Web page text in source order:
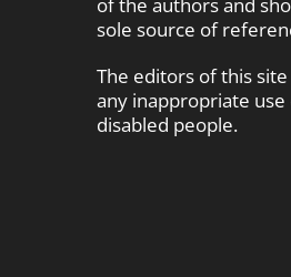
of the authors and
sole source of
The editors of this
any inappropriate
disabled people.